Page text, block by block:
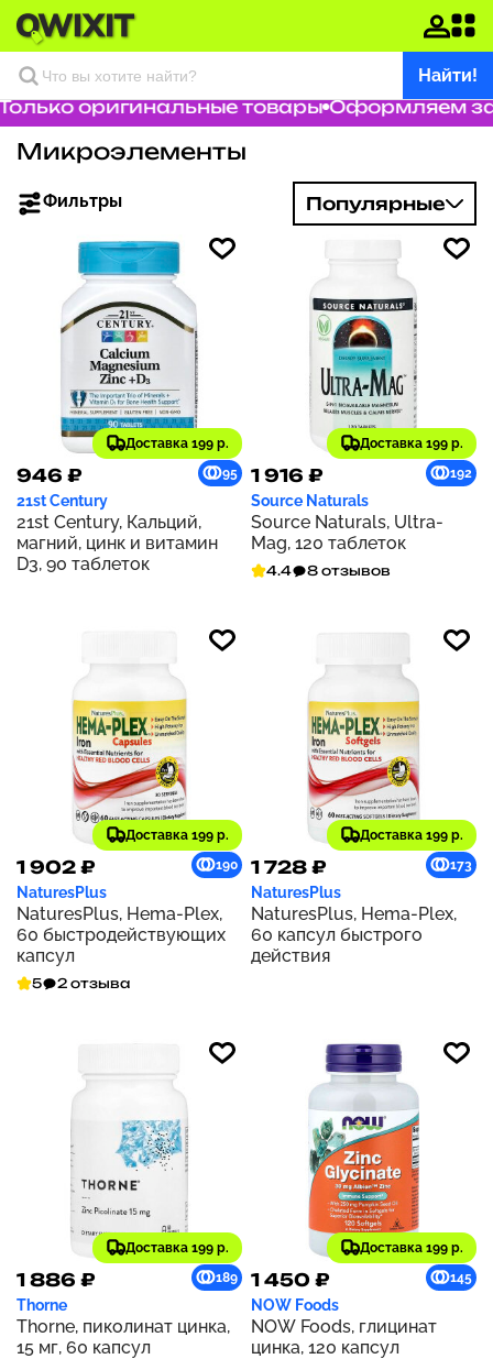
Найти!
оригинальные товары Оформляем
Микроэлементы
Фильтры Популярные
Доставка 199 р.
946 ₽ 95
21st Century
21st Century, Кальций,
магний, цинк и витамин
D3, 90 таблеток
Доставка 199 р.
1 916 ₽ 192
Source Naturals
Source Naturals, Ultra-
Mag, 120 таблеток
4.4 8 отзывов
Доставка 199 р.
1 902 ₽ 190
NaturesPlus
NaturesPlus, Hema-Plex,
60 быстродействующих
капсул
5 2 отзыва
Доставка 199 р.
1 728 ₽ 173
NaturesPlus
NaturesPlus, Hema-Plex,
60 капсул быстрого
действия
Доставка 199 р.
1 886 ₽ 189
Thorne
Thorne, пиколинат цинка,
15 мг, 60 капсул
Доставка 199 р.
1 450 ₽ 145
NOW Foods
NOW Foods, глицинат
цинка, 120 капсул